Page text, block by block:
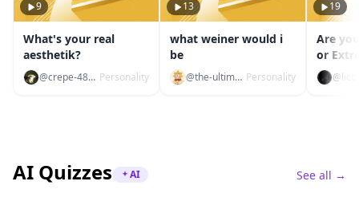
9
What's your real
aesthetik?
@crepe-484806 Personality
13
what weiner would i
be
@the-ultimate-alpha6767 Personality
19
Are
or
AI Quizzes AI See all →